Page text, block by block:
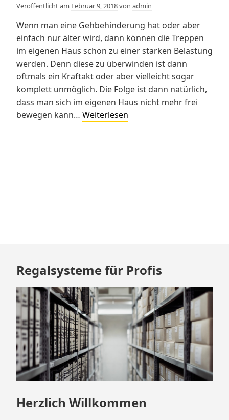
Veröffentlicht am Februar 9, 2018von admin
Wenn man eine Gehbehinderung hat oder aber
einfach nur älter wird, dann können die Treppen
im eigenen Haus schon zu einer starken Belastung
werden. Denn diese zu überwinden ist dann
oftmals ein Kraftakt oder aber vielleicht sogar
komplett unmöglich. Die Folge ist dann natürlich,
dass man sich im eigenen Haus nicht mehr frei
bewegen kann… Weiterlesen
Zum
Footer
springen
Regalsysteme für Profis
Herzlich Willkommen